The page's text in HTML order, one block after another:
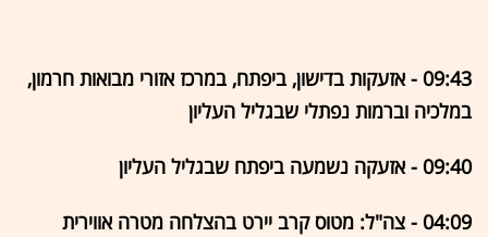
09:43 - אזעקות בדישון, ביפתח, במרכז אזורי מבואות חרמון,
במלכיה וברמות נפתלי שבגליל העליון
09:40 - אזעקה נשמעה ביפתח שבגליל העליון
04:09 - צה"ל: מטוס קרב יירט בהצלחה מטרה אווירית